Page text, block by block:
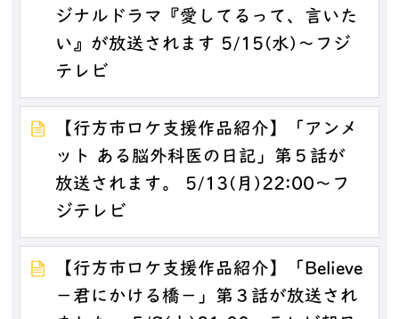
ジナルドラマ『愛してるって、言いた
い』が放送されます 5/15(水)～フジ
テレビ
【行方市ロケ支援作品紹介】「アンメ
ット ある脳外科医の日記」第５話が
放送されます。 5/13(月)22:00～フ
ジテレビ
【行方市ロケ支援作品紹介】「Believe
－君にかける橋－」第３話が放送され